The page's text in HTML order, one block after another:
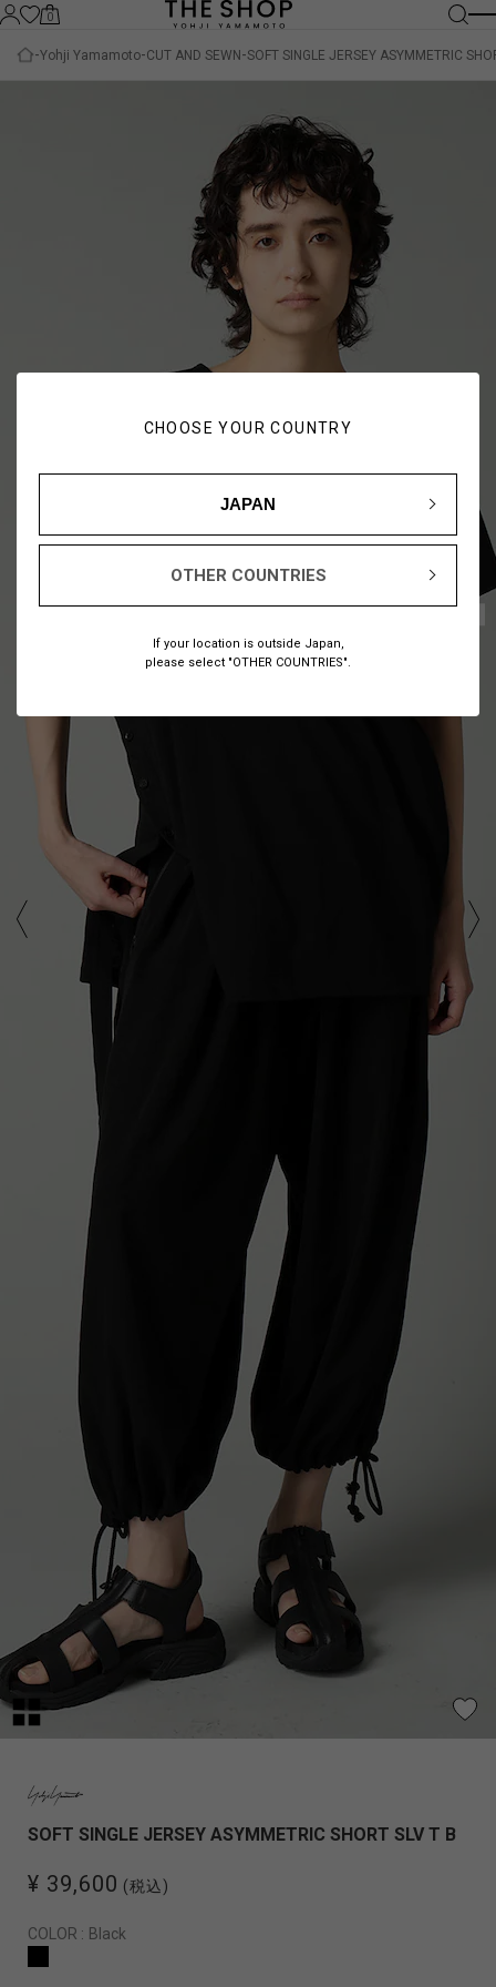
CHOOSE YOUR COUNTRY
JAPAN
OTHER COUNTRIES
If your location is outside Japan,
please select "OTHER COUNTRIES".
0
Yohji Yamamoto CUT AND SEWN SOFT SINGLE JERSEY ASYMMETRIC
SOFT SINGLE JERSEY ASYMMETRIC SHORT SLV T B
¥ 39,600 (税込)
COLOR : Black